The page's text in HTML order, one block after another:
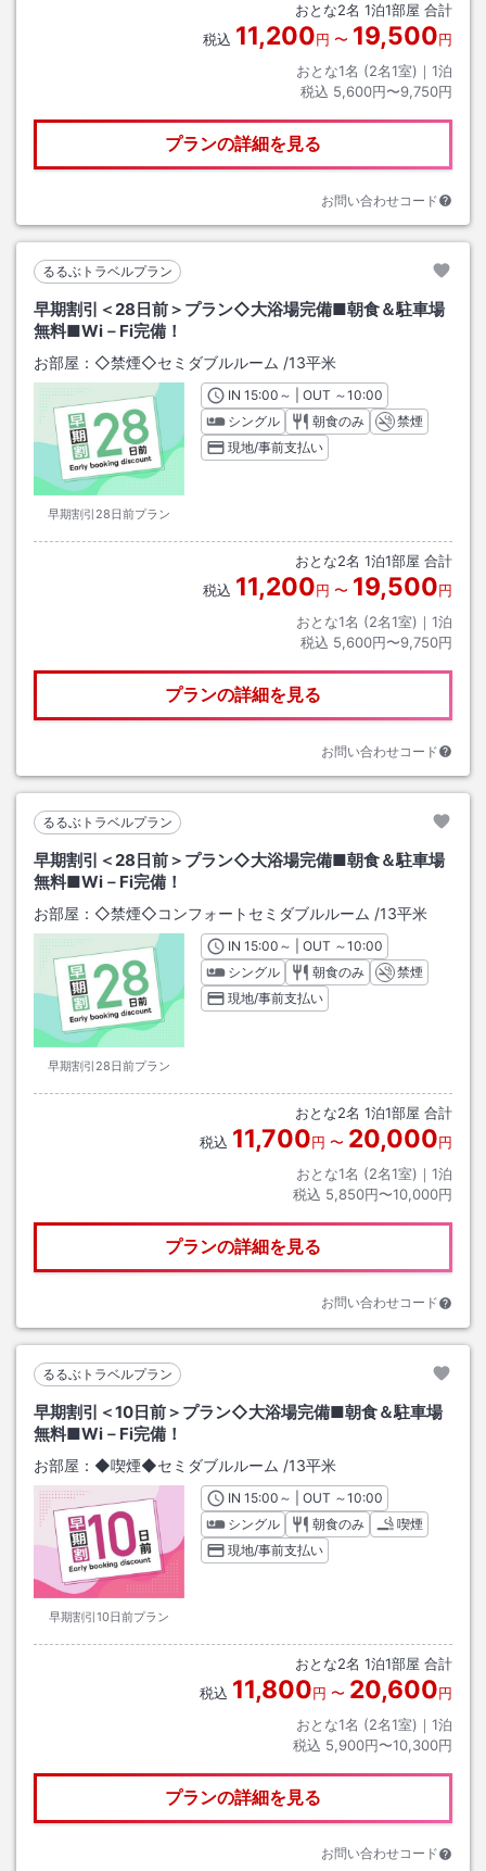
おとな2名 1泊1部屋 合計
税込 11,200円 〜 19,500円
おとな1名 (2名1室)｜ 1泊
税込 5,600円〜9,750円
プランの詳細を見る
お問い合わせコード
るるぶトラベルプラン
早期割引＜28日前＞プラン◇大浴場完備■朝食＆駐車場
無料■Wi－Fi完備！
お部屋： ◇禁煙◇セミダブルルーム /13平米
早期割引28日前プラン
INチェックイン
15:00 ～ | OUT チェックアウト
～10:00
シングル
朝食のみ
禁煙
現地/事前支払い
おとな2名 1泊1部屋 合計
税込 11,200円 〜 19,500円
おとな1名 (2名1室)｜ 1泊
税込 5,600円〜9,750円
プランの詳細を見る
お問い合わせコード
るるぶトラベルプラン
早期割引＜28日前＞プラン◇大浴場完備■朝食＆駐車場
無料■Wi－Fi完備！
お部屋： ◇禁煙◇コンフォートセミダブルルーム /13平米
早期割引28日前プラン
INチェックイン
15:00 ～ | OUT チェックアウト
～10:00
シングル
朝食のみ
禁煙
現地/事前支払い
おとな2名 1泊1部屋 合計
税込 11,700円 〜 20,000円
おとな1名 (2名1室)｜ 1泊
税込 5,850円〜10,000円
プランの詳細を見る
お問い合わせコード
るるぶトラベルプラン
早期割引＜10日前＞プラン◇大浴場完備■朝食＆駐車場
無料■Wi－Fi完備！
お部屋： ◆喫煙◆セミダブルルーム /13平米
早期割引10日前プラン
INチェックイン
15:00 ～ | OUT チェックアウト
～10:00
シングル
朝食のみ
喫煙
現地/事前支払い
おとな2名 1泊1部屋 合計
税込 11,800円 〜 20,600円
おとな1名 (2名1室)｜ 1泊
税込 5,900円〜10,300円
プランの詳細を見る
お問い合わせコード